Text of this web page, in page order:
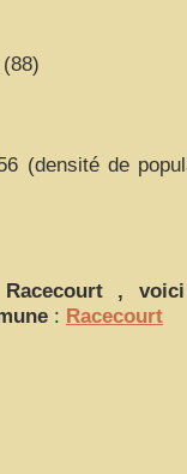
(densité de
Racecourt ,
: Racecourt